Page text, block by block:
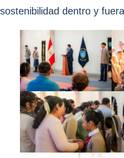
sostenibilidad dentro y